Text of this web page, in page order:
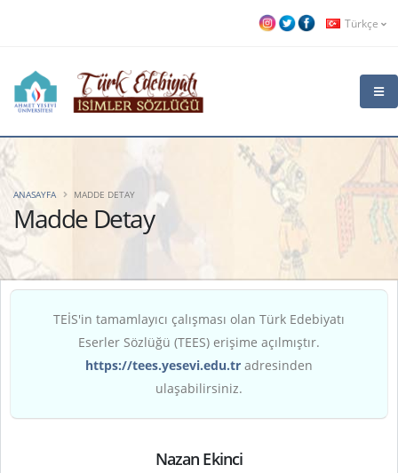
Türkçe
Madde Detay
ANASAYFA MADDE DETAY
TEİS'in tamamlayıcı çalışması olan Türk Edebiyatı
Eserler Sözlüğü (TEES) erişime açılmıştır.
https://tees.yesevi.edu.tr adresinden
ulaşabilirsiniz.
Nazan Ekinci